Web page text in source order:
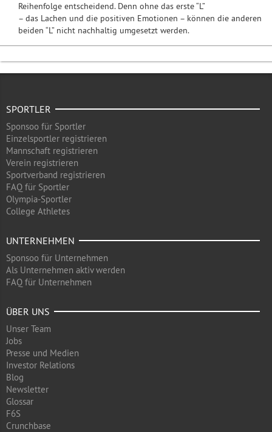
Reihenfolge entscheidend. Denn ohne das erste “L”
– das Lachen und die positiven Emotionen – können die anderen
beiden “L” nicht nachhaltig umgesetzt werden.
SPORTLER
Sponsoo für Sportler
Einzelsportler registrieren
Mannschaft registrieren
Verein registrieren
Sportverband registrieren
FAQ für Sportler
Olympia-Sportler
College Athletes
UNTERNEHMEN
Sponsoo für Unternehmen
Als Unternehmen aktiv werden
FAQ für Unternehmen
ÜBER UNS
Unser Team
Jobs
Presse und Medien
Investor Relations
Blog
Newsletter
Glossar
F6S
Crunchbase